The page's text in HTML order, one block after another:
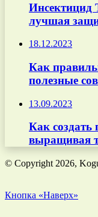
Инсектицид
лучшая
18.12.2023
Как
полезные
13.09.2023
Как
выращивая
© Copyright 2026,
Кнопка «Наверх»